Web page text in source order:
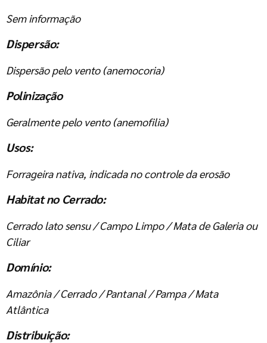
Sem informação
Dispersão:
Dispersão pelo vento (anemocoria)
Polinização
Geralmente pelo vento (anemofilia)
Usos:
Forrageira nativa, indicada no controle da erosão
Habitat no Cerrado:
Cerrado lato sensu / Campo Limpo / Mata de Galeria ou
Ciliar
Domínio:
Amazônia / Cerrado / Pantanal / Pampa / Mata
Atlântica
Distribuição: